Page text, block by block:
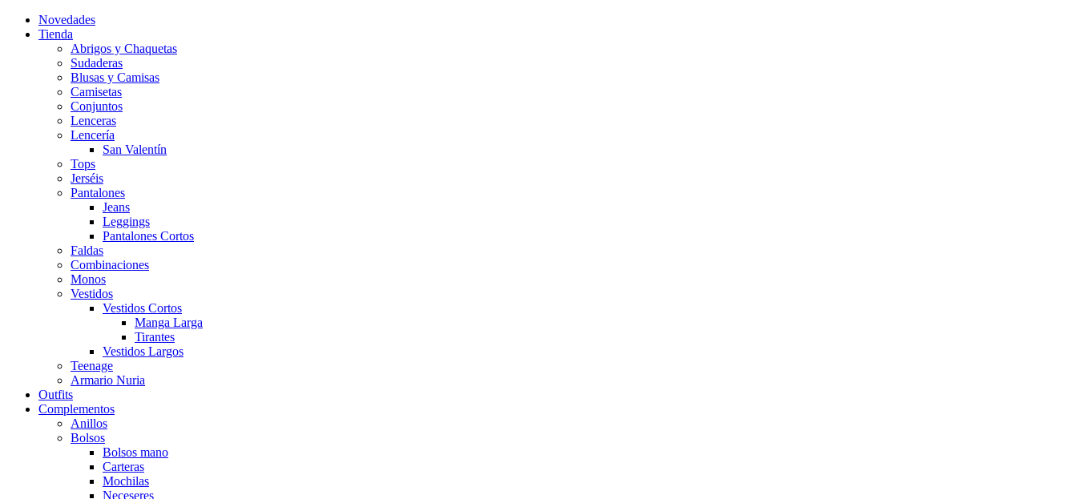
Novedades
Tienda
Abrigos y Chaquetas
Sudaderas
Blusas y Camisas
Camisetas
Conjuntos
Lenceras
Lencería
San Valentín
Tops
Jerséis
Pantalones
Jeans
Leggings
Pantalones Cortos
Faldas
Combinaciones
Monos
Vestidos
Vestidos Cortos
Manga Larga
Tirantes
Vestidos Largos
Teenage
Armario Nuria
Outfits
Complementos
Anillos
Bolsos
Bolsos mano
Carteras
Mochilas
Neceseres